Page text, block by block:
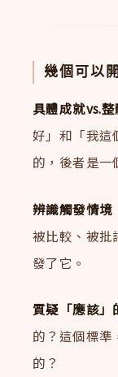
幾個可以
具體成就vs.
好」和「我這
的，後者是一
辨識觸發情境
被比較、被批
發了它。
質疑「應該」
的？這個標準
的？